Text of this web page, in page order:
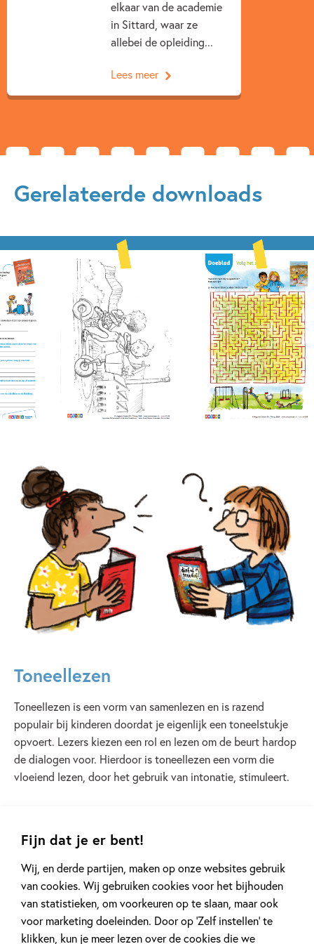
Fijn dat je er bent!
Wij, en derde partijen, maken op onze websites gebruik
van cookies. Wij gebruiken cookies voor het bijhouden
van statistieken, om voorkeuren op te slaan, maar ook
voor marketing doeleinden. Door op ‘Zelf instellen’ te
klikken, kun je meer lezen over de cookies die we
elkaar van de academie
in Sittard, waar ze
allebei de opleiding...
Lees meer
Gerelateerde downloads
Toneellezen
Toneellezen is een vorm van samenlezen en is razend
populair bij kinderen doordat je eigenlijk een toneelstukje
opvoert. Lezers kiezen een rol en lezen om de beurt hardop
de dialogen voor. Hierdoor is toneellezen een vorm die
vloeiend lezen, door het gebruik van intonatie, stimuleert.
Andere boeken uit de serie